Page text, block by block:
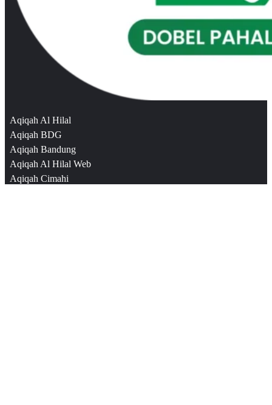
Aqiqah Al Hilal
Aqiqah BDG
Aqiqah Bandung
Aqiqah Al Hilal Web
Aqiqah Cimahi